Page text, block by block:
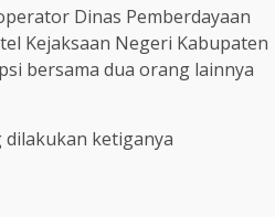
Dinas Pemberdayaan
Kejaksaan Negeri Kabupaten
bersama dua orang lainnya
ketiganya